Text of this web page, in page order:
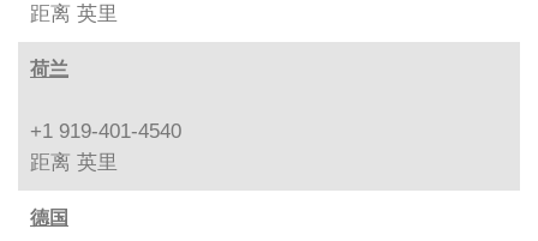
距离 英里
荷兰
+1 919-401-4540
距离 英里
德国